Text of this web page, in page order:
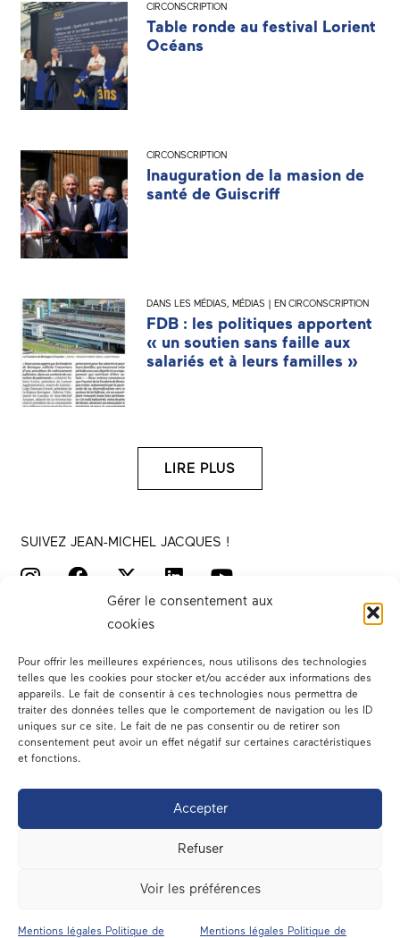
Gérer le consentement aux
cookies
Pour offrir les meilleures expériences, nous utilisons des technologies
telles que les cookies pour stocker et/ou accéder aux informations des
appareils. Le fait de consentir à ces technologies nous permettra de
traiter des données telles que le comportement de navigation ou les ID
uniques sur ce site. Le fait de ne pas consentir ou de retirer son
consentement peut avoir un effet négatif sur certaines caractéristiques
et fonctions.
Accepter
Refuser
Voir les préférences
Mentions légales Politique de Mentions légales Politique de
CIRCONSCRIPTION
Table ronde au festival Lorient
Océans
CIRCONSCRIPTION
Inauguration de la masion de
santé de Guiscriff
DANS LES MÉDIAS, MÉDIAS | EN CIRCONSCRIPTION
FDB : les politiques apportent
« un soutien sans faille aux
salariés et à leurs familles »
LIRE PLUS
SUIVEZ JEAN-MICHEL JACQUES !
Votre député
Dans les médias
En circonscription
A l’assemblée
Contact